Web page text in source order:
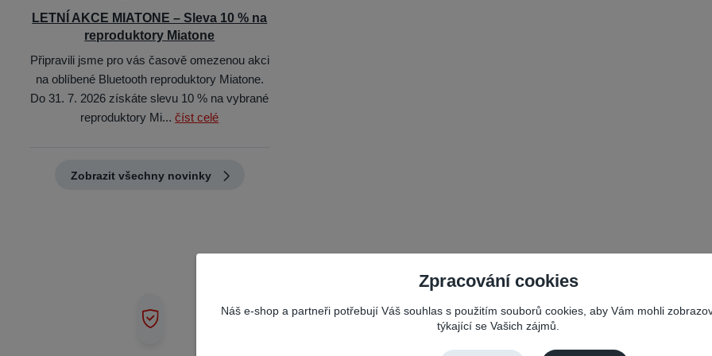
LETNÍ AKCE MIATONE – Sleva 10 % na
reproduktory Miatone
Připravili jsme pro vás časově omezenou akci
na oblíbené Bluetooth reproduktory Miatone.
Do 31. 7. 2026 získáte slevu 10 % na vybrané
reproduktory Mi...číst celé
Zobrazit všechny novinky
Zpracování cookies
Náš e-shop a partneři potřebují Váš souhlas s použitím souborů cookies, aby Vám mohli
týkající se Vašich zájmů.